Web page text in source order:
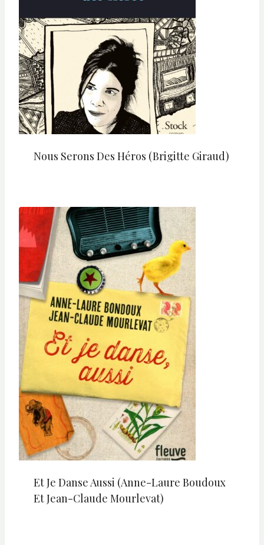
Nous Serons Des Héros (Brigitte Giraud)
Et Je Danse Aussi (Anne-Laure Boudoux
Et Jean-Claude Mourlevat)